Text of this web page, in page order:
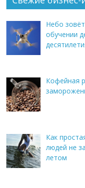
Небо
обучении
Кофейная
Как
людей не
летом